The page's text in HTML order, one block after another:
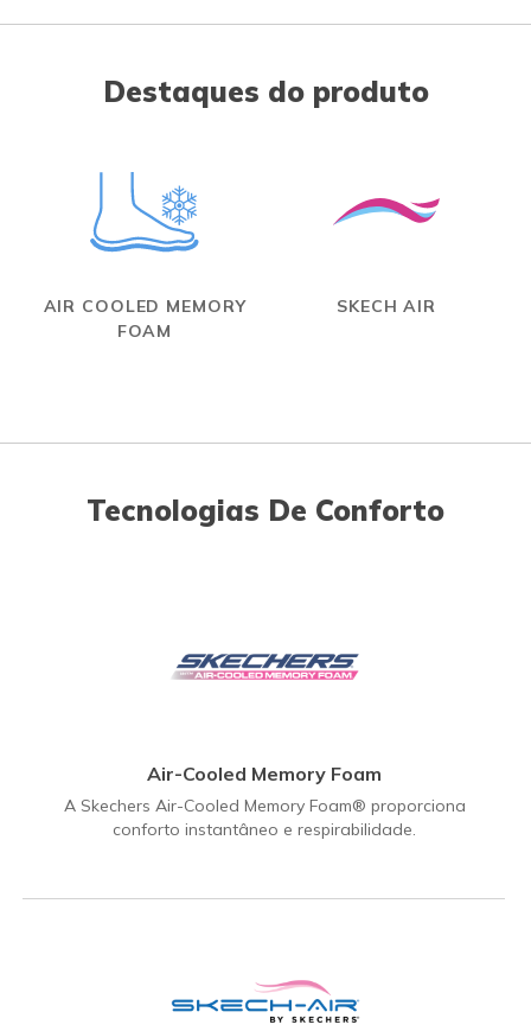
Destaques do produto
AIR COOLED MEMORY
FOAM
SKECH AIR
Tecnologias De Conforto
Air-Cooled Memory Foam
A Skechers Air-Cooled Memory Foam® proporciona
conforto instantâneo e respirabilidade.